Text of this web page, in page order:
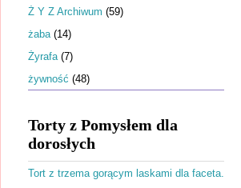
Ż Y Z Archiwum (59)
żaba (14)
Żyrafa (7)
żywność (48)
Torty z Pomysłem dla
dorosłych
Tort z trzema gorącym laskami dla faceta.